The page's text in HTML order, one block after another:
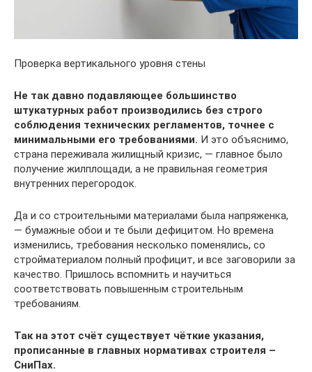
Проверка вертикального уровня стены
Не так давно подавляющее большинство
штукатурных работ производились без строго
соблюдения технических регламентов, точнее с
минимальными его требованиями. И это объяснимо,
страна переживала жилищный кризис, — главное было
получение жилплощади, а не правильная геометрия
внутренних перегородок.
Да и со строительными материалами была напряженка,
— бумажные обои и те были дефицитом. Но времена
изменились, требования несколько поменялись, со
стройматериалом полный профицит, и все заговорили за
качество. Пришлось вспомнить и научиться
соответствовать повышенным строительным
требованиям.
Так на этот счёт существует чёткие указания,
прописанные в главных нормативах строителя –
СниПах.